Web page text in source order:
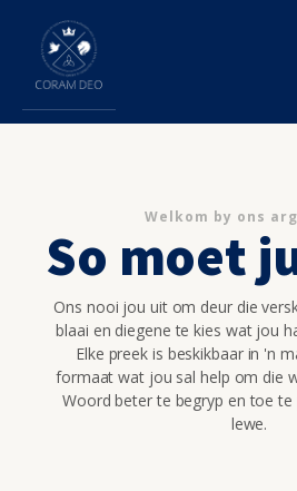
Welkom by ons
So moet
Ons nooi jou uit om deur die
blaai en diegene te kies wat jou
Elke preek is beskikbaar in 'n
formaat wat jou sal help om die
Woord beter te begryp en toe te
lewe.